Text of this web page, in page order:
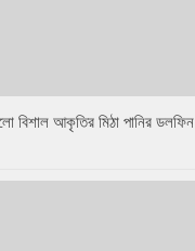
বিশাল আকৃতির মিঠা পানির ডলফিন